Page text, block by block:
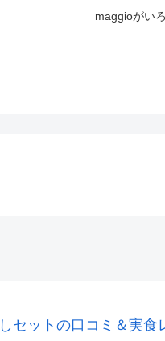
maggioがい
セットの口コミ＆実